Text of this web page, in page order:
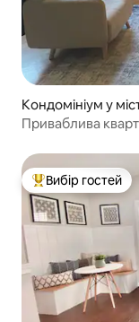
Кондомініум у
Приваблива
Топ вибір гостей
Вибір гостей